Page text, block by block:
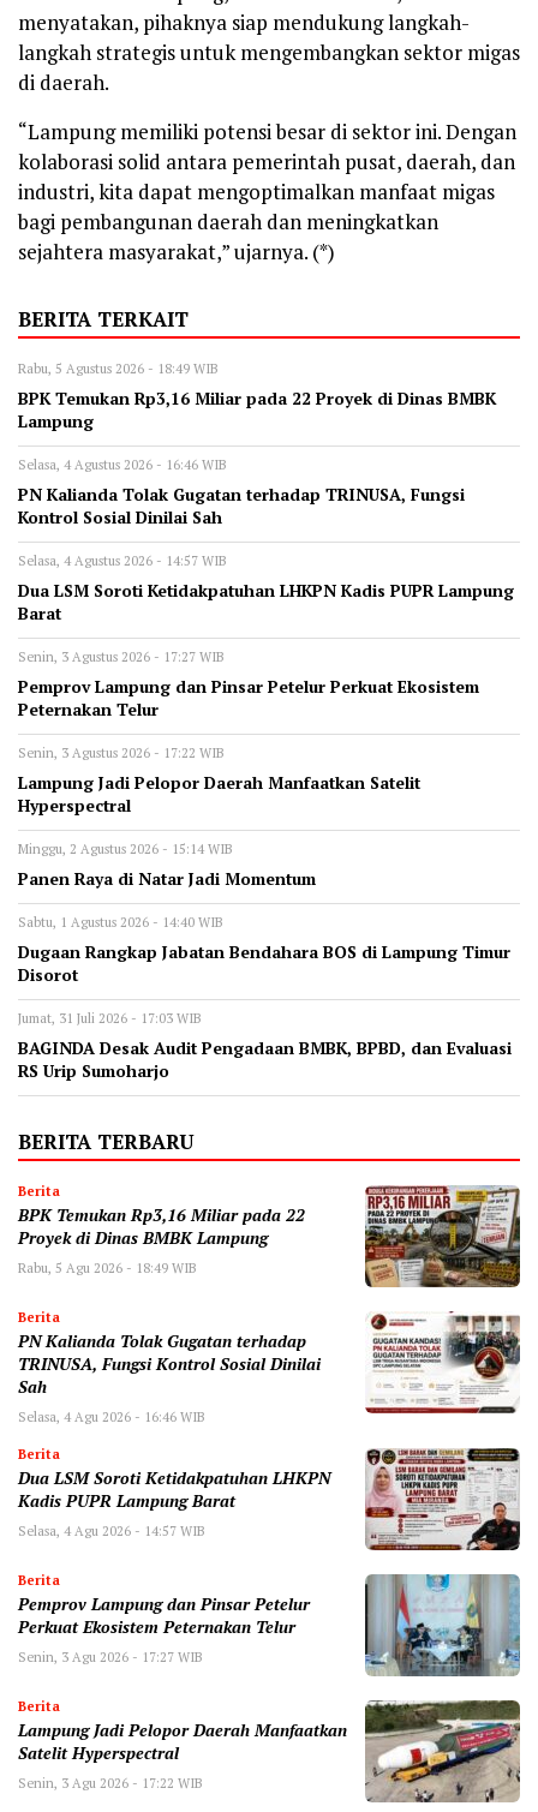
menyatakan, pihaknya siap mendukung langkah-
langkah strategis untuk mengembangkan sektor migas
di daerah.
“Lampung memiliki potensi besar di sektor ini. Dengan
kolaborasi solid antara pemerintah pusat, daerah, dan
industri, kita dapat mengoptimalkan manfaat migas
bagi pembangunan daerah dan meningkatkan
sejahtera masyarakat,” ujarnya. (*)
BERITA TERKAIT
Rabu, 5 Agustus 2026 - 18:49 WIB
BPK Temukan Rp3,16 Miliar pada 22 Proyek di Dinas BMBK
Lampung
Selasa, 4 Agustus 2026 - 16:46 WIB
PN Kalianda Tolak Gugatan terhadap TRINUSA, Fungsi
Kontrol Sosial Dinilai Sah
Selasa, 4 Agustus 2026 - 14:57 WIB
Dua LSM Soroti Ketidakpatuhan LHKPN Kadis PUPR Lampung
Barat
Senin, 3 Agustus 2026 - 17:27 WIB
Pemprov Lampung dan Pinsar Petelur Perkuat Ekosistem
Peternakan Telur
Senin, 3 Agustus 2026 - 17:22 WIB
Lampung Jadi Pelopor Daerah Manfaatkan Satelit
Hyperspectral
Minggu, 2 Agustus 2026 - 15:14 WIB
Panen Raya di Natar Jadi Momentum
Sabtu, 1 Agustus 2026 - 14:40 WIB
Dugaan Rangkap Jabatan Bendahara BOS di Lampung Timur
Disorot
Jumat, 31 Juli 2026 - 17:03 WIB
BAGINDA Desak Audit Pengadaan BMBK, BPBD, dan Evaluasi
RS Urip Sumoharjo
BERITA TERBARU
Berita
BPK Temukan Rp3,16 Miliar pada 22
Proyek di Dinas BMBK Lampung
Rabu, 5 Agu 2026 - 18:49 WIB
Berita
PN Kalianda Tolak Gugatan terhadap
TRINUSA, Fungsi Kontrol Sosial Dinilai
Sah
Selasa, 4 Agu 2026 - 16:46 WIB
Berita
Dua LSM Soroti Ketidakpatuhan LHKPN
Kadis PUPR Lampung Barat
Selasa, 4 Agu 2026 - 14:57 WIB
Berita
Pemprov Lampung dan Pinsar Petelur
Perkuat Ekosistem Peternakan Telur
Senin, 3 Agu 2026 - 17:27 WIB
Berita
Lampung Jadi Pelopor Daerah Manfaatkan
Satelit Hyperspectral
Senin, 3 Agu 2026 - 17:22 WIB